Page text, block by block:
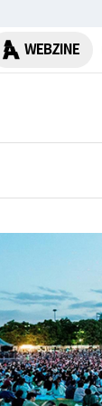
WEBZINE